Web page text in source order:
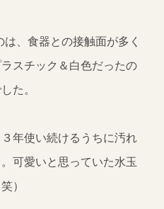
、食器との接触面が多く
スチック＆白色だったの
た。
年使い続けるうちに汚れ
可愛いと思っていた水玉
）